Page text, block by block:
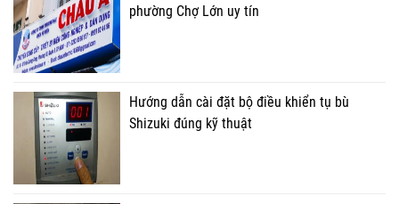
phường Chợ Lớn uy tín
Hướng dẫn cài đặt bộ điều khiển tụ bù
Shizuki đúng kỹ thuật